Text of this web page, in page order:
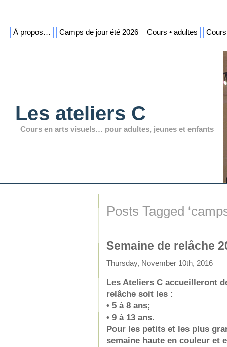
Les ateliers C
Cours en arts visuels… pour adultes, jeunes et enfants
Posts Tagged
Semaine de relâche
Thursday, November 10th, 2016
Les Ateliers C accueilleront
relâche soit les :
• 5 à 8 ans;
• 9 à 13 ans.
Pour les petits et les plus
semaine haute en couleur et
À propos… Camps de jour été 2026 Cours • adultes